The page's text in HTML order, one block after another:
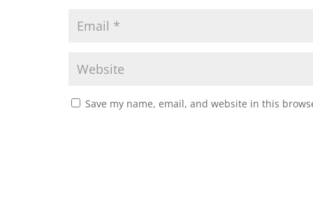
Save my name, email, and website in this